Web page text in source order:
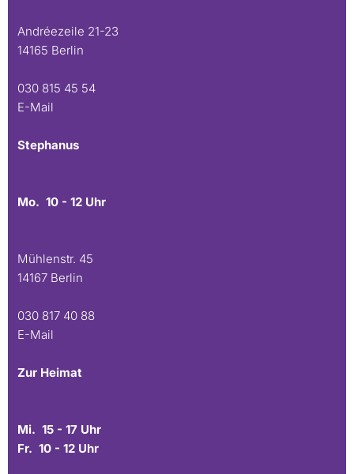
Andréezeile 21-23
14165 Berlin
030 815 45 54
E-Mail
Stephanus
Mo. 10 - 12 Uhr
Mühlenstr. 45
14167 Berlin
030 817 40 88
E-Mail
Zur Heimat
Mi. 15 - 17 Uhr
Fr. 10 - 12 Uhr